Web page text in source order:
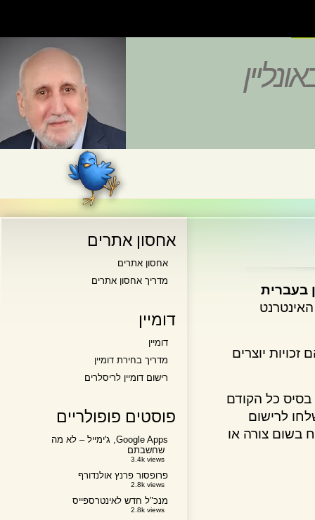
יוצרים
כל הקודם
לרישום
צורה או
אחסון אתרים
אחסון אתרים
מדריך אחסון אתרים
דומיין
דומיין
מדריך בחירת דומיין
רישום דומיין לריסלרים
פוסטים פופולריים
Google Apps, ג'ימייל – לא מה
שחשבתם
3.4k views
פרופסור פרנץ אולנדורף
2.8k views
מנכ"ל חדש לאינטרספייס
2.8k views